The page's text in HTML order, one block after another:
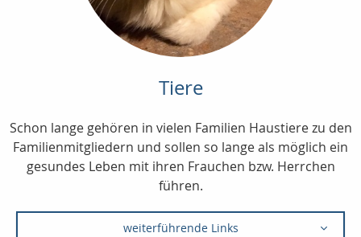
Tiere
Schon lange gehören in vielen Familien Haustiere zu den
Familienmitgliedern und sollen so lange als möglich ein
gesundes Leben mit ihren Frauchen bzw. Herrchen
führen.
weiterführende Links